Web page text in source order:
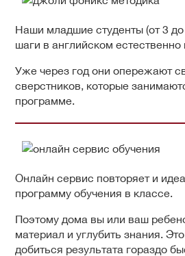
Наши младшие студенты (от 3
шаги в английском естественно
Уже через год они опережают
сверстников, которые
программе.
Онлайн сервис повторяет и
программу обучения в классе.
Поэтому дома вы или ваш
материал и углубить знания.
добиться результата гораздо